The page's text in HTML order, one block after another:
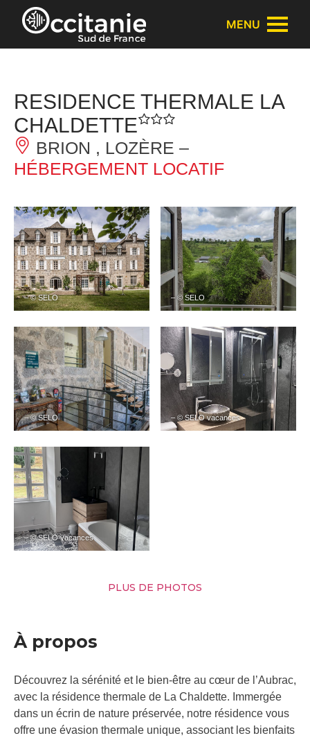
Panneau de gestion des cookies
MENU
RESIDENCE THERMALE LA
CHALDETTE
BRION , LOZÈRE –
HÉBERGEMENT LOCATIF
– © SELO – © SELO
– © SELO – © SELO vacances
– © SELO vacances
PLUS DE PHOTOS
À propos
Découvrez la sérénité et le bien-être au cœur de l’Aubrac,
avec la résidence thermale de La Chaldette. Immergée
dans un écrin de nature préservée, notre résidence vous
offre une évasion thermale unique, associant les bienfaits